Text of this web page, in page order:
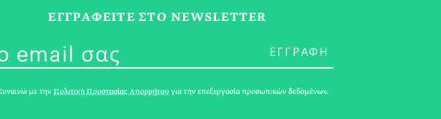
Heated Rivalry: Η Queer
Αγάπησαν και οι Άνδρες
ΚΥΒΕΛΗ ΧΑΤΖΗΖΗΣΗ
ΕΓΓPΑΦΕΙΤΕ ΣΤΟ NEWSLETTER
με τηνΠολιτική Προστασίας Απορρήτου για την επεξεργασία προσωπικών δεδομένων.